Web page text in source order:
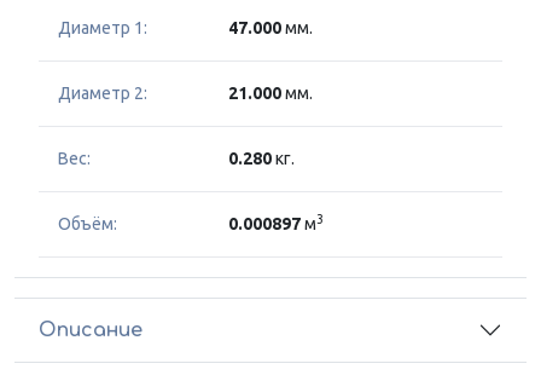
Диаметр 1: 47.000мм.
Диаметр 2: 21.000мм.
Вес: 0.280кг.
Объём: 0.000897м3
Описание